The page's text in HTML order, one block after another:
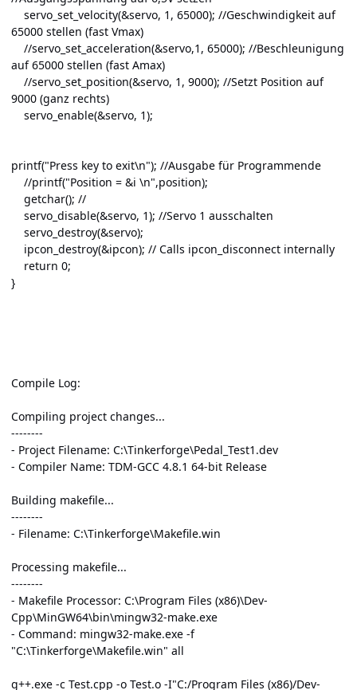
servo_set_velocity(&servo, 1, 65000); //Geschwindigkeit auf
65000 stellen (fast Vmax)
//servo_set_acceleration(&servo,1, 65000); //Beschleunigung
auf 65000 stellen (fast Amax)
//servo_set_position(&servo, 1, 9000); //Setzt Position auf
9000 (ganz rechts)
servo_enable(&servo, 1);
printf("Press key to exit\n"); //Ausgabe für Programmende
//printf("Position = &i \n",position);
getchar(); //
servo_disable(&servo, 1); //Servo 1 ausschalten
servo_destroy(&servo);
ipcon_destroy(&ipcon); // Calls ipcon_disconnect internally
return 0;
}
Compile Log:
Compiling project changes...
--------
- Project Filename: C:\Tinkerforge\Pedal_Test1.dev
- Compiler Name: TDM-GCC 4.8.1 64-bit Release
Building makefile...
--------
- Filename: C:\Tinkerforge\Makefile.win
Processing makefile...
--------
- Makefile Processor: C:\Program Files (x86)\Dev-
Cpp\MinGW64\bin\mingw32-make.exe
- Command: mingw32-make.exe -f
"C:\Tinkerforge\Makefile.win" all
g++.exe -c Test.cpp -o Test.o -I"C:/Program Files (x86)/Dev-